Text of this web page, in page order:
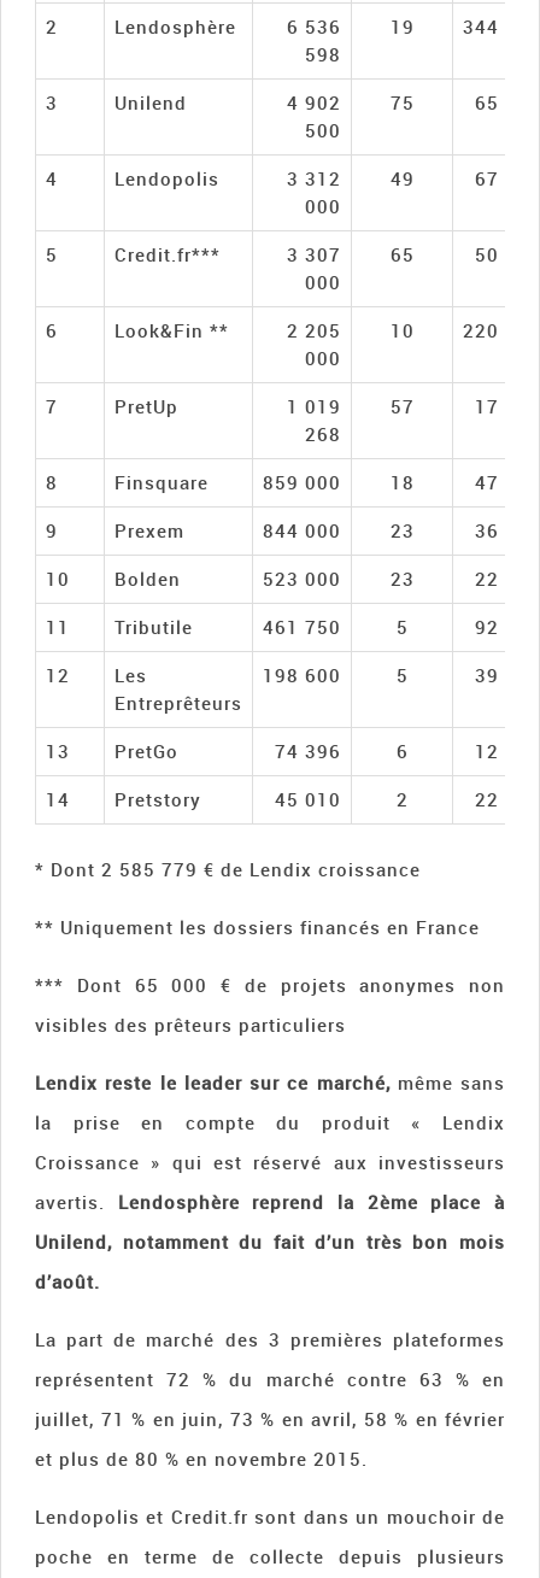
2 Lendosphère
6 536
598
19 344 031
3 Unilend
4 902
500
75 65 367
4 Lendopolis
3 312
000
49 67 592
5 Credit.fr***
3 307
000
65 50 877
6 Look&Fin **
2 205
000
10 220 500
7 PretUp
1 019
268
57 17 882
8 Finsquare 859 000 18
47 722
9
Prexem 844 000 23
36 696
10
Bolden 523 000 23
22 739
11
Tributile 461 750 5
92 350
12
Les
Entreprêteurs
198 600 5 39 720
13 PretGo 74 396 6
12 399
14
Pretstory 45 010 2 22 505
* Dont 2 585 779 € de Lendix croissance
** Uniquement les dossiers financés en France
*** Dont 65 000 € de projets anonymes non
visibles des prêteurs particuliers
Lendix reste le leader sur ce marché, même sans
la prise en compte du produit « Lendix
Croissance » qui est réservé aux investisseurs
avertis. Lendosphère reprend la 2ème place à
Unilend, notamment du fait d’un très bon mois
d’août.
La part de marché des 3 premières plateformes
représentent 72 % du marché contre 63 % en
juillet, 71 % en juin, 73 % en avril, 58 % en février
et plus de 80 % en novembre 2015.
Lendopolis et Credit.fr sont dans un mouchoir de
poche en terme de collecte depuis plusieurs